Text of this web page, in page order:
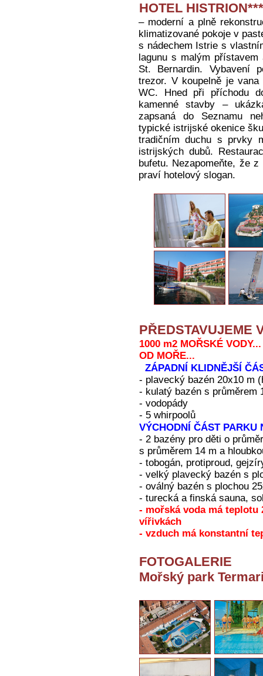
HOTEL
– moderní a plně
klimatizované pokoje v
s nádechem Istrie s
lagunu s malým
St. Bernardin. Vybavení
trezor. V koupelně je
WC. Hned při příchodu
kamenné stavby –
zapsaná do Seznamu
typické istrijské okenice
tradičním duchu s prvky
istrijských dubů.
bufetu. Nezapomeňte, že
praví hotelový slogan.
PŘEDSTAVUJEME
1000 m2 MOŘSKÉ
OD MOŘE...
ZÁPADNÍ KLIDNĚJŠÍ
- plavecký bazén 20x10 m
- kulatý bazén s průměrem
- vodopády
- 5 whirpoolů
VÝCHODNÍ ČÁST
- 2 bazény pro děti o
s průměrem 14 m a
- tobogán, protiproud,
- velký plavecký bazén s
- oválný bazén s plochou
- turecká a finská sauna,
- mořská voda má teplotu
vířivkách
- vzduch má konstantní
FOTOGALERIE
Mořský park